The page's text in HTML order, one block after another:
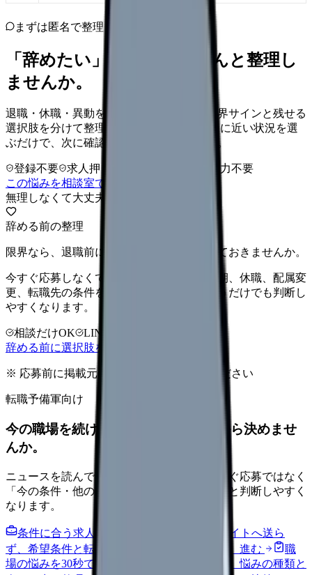
まずは匿名で整理
「辞めたい」を、カンゴさんと整理し
ませんか。
退職・休職・異動を急いで決める前に、限界サインと残せる
選択肢を分けて整理します。 「辞めたい」に近い状況を選
ぶだけで、次に確認することまで進めます。
登録不要 求人押し売りなし
病院名は入力不要
この悩みを相談室で整理する
無理しなくて大丈夫
辞める前の整理
限界なら、退職前に次の逃げ道だけ確保しておきませんか。
今すぐ応募しなくても大丈夫です。退職時期、休職、配属変
更、転職先の条件を第三者に整理してもらうだけでも判断し
やすくなります。
相談だけOK LINE相談OK
辞める前に選択肢を確認する
※ 応募前に掲載元の最新情報を確認してください
転職予備軍向け
今の職場を続けるか、条件を比べてから決めませ
んか。
ニュースを読んで不安が強くなった時は、すぐ応募ではなく
「今の条件・他の選択肢・相談先」を分けると判断しやすく
なります。
条件に合う求人通知を受け取る
外部転職サイトへ送ら
ず、希望条件と転職時期を自社で預かります。 進む
職
場の悩みを30秒で診断
辞めるべきか迷う前に、悩みの種類と